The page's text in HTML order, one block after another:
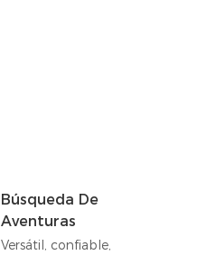
Búsqueda De
Aventuras
Versátil, confiable,